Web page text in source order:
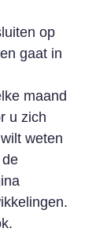
op
gaat in
maand
u zich
weten